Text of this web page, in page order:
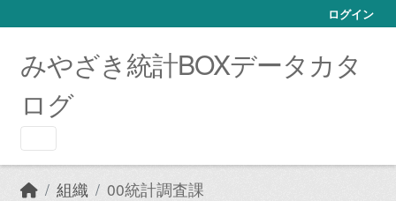
ログイン
みやざき統計BOXデータカタ
ログ
組織 00統計調査課